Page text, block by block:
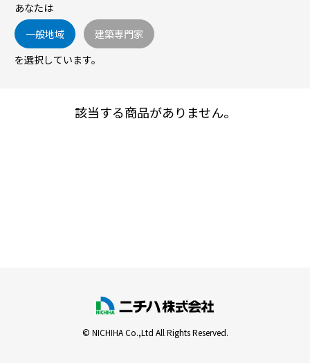
あなたは
一般地域
建築専門家
を選択しています。
該当する商品がありません。
© NICHIHA Co.,Ltd All Rights Reserved.